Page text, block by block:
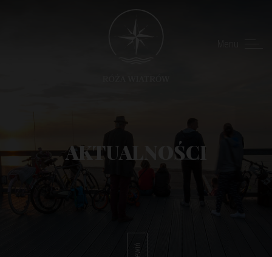
AKTUALNOŚCI